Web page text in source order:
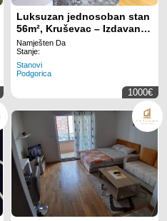
Luksuzan jednosoban stan
56m², Kruševac – Izdavanje,
Luksuzno Namješten,
Klimatizovan, Lift
Namješten Da
Stanje:
Stanovi
Podgorica
1000€